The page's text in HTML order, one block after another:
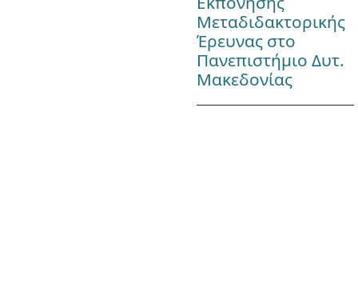
Μεταδιδακτορικής
Έρευνας στο
Πανεπιστήμιο Δυτ.
Μακεδονίας